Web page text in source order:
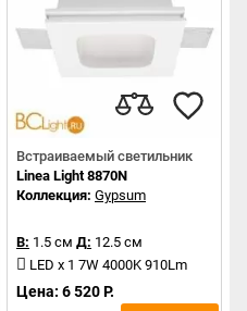
Встраиваемый светильник
Linea Light 8870N
Коллекция: Gypsum
В: 1.5 см Д: 12.5 см
LED x 1 7W 4000K 910Lm
Цена: 6 520 Р.